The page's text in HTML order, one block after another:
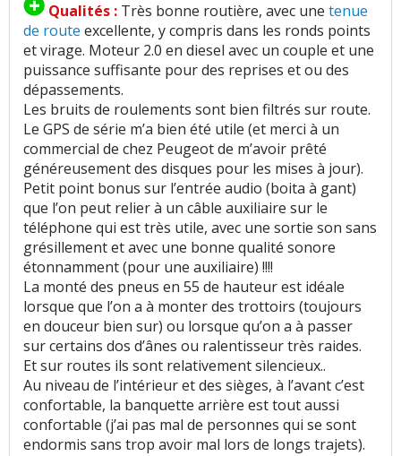
Qualités : Très bonne routière, avec une tenue
de route excellente, y compris dans les ronds points
et virage. Moteur 2.0 en diesel avec un couple et une
puissance suffisante pour des reprises et ou des
dépassements.
Les bruits de roulements sont bien filtrés sur route.
Le GPS de série m’a bien été utile (et merci à un
commercial de chez Peugeot de m’avoir prêté
généreusement des disques pour les mises à jour).
Petit point bonus sur l’entrée audio (boita à gant)
que l’on peut relier à un câble auxiliaire sur le
téléphone qui est très utile, avec une sortie son sans
grésillement et avec une bonne qualité sonore
étonnamment (pour une auxiliaire) !!!!
La monté des pneus en 55 de hauteur est idéale
lorsque que l’on a à monter des trottoirs (toujours
en douceur bien sur) ou lorsque qu’on a à passer
sur certains dos d’ânes ou ralentisseur très raides.
Et sur routes ils sont relativement silencieux..
Au niveau de l’intérieur et des sièges, à l’avant c’est
confortable, la banquette arrière est tout aussi
confortable (j’ai pas mal de personnes qui se sont
endormis sans trop avoir mal lors de longs trajets).